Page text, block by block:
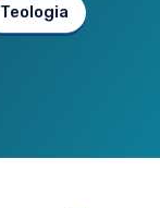
Teologia